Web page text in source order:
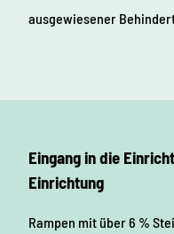
ausgewiesener
Eingang in die
Einrichtung
Rampen mit über 6 %